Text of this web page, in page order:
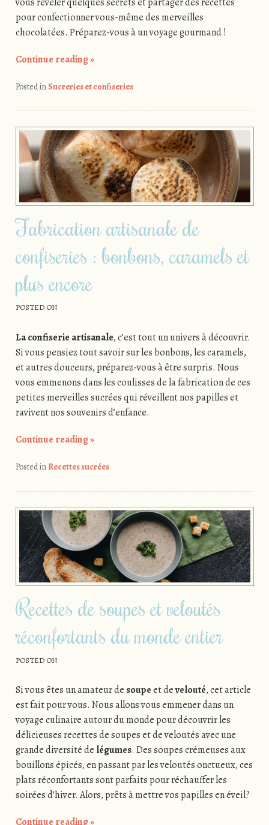
pour confectionner vous-même des merveilles
chocolatées. Préparez-vous à un voyage gourmand !
Continue reading»
Posted in Sucreries et confiseries
Fabrication artisanale de
confiseries : bonbons, caramels et
plus encore
POSTED ON
La confiserie artisanale, c’est tout un univers à découvrir.
Si vous pensiez tout savoir sur les bonbons, les caramels,
et autres douceurs, préparez-vous à être surpris. Nous
vous emmenons dans les coulisses de la fabrication de ces
petites merveilles sucrées qui réveillent nos papilles et
ravivent nos souvenirs d’enfance.
Continue reading»
Posted in Recettes sucrées
Recettes de soupes et veloutés
réconfortants du monde entier
POSTED ON
Si vous êtes un amateur de soupeet develouté, cet article
est fait pour vous. Nous allons vous emmener dans un
voyage culinaire autour du monde pour découvrir les
délicieuses recettes de soupes et de veloutés avec une
grande diversité de légumes. Des soupes crémeuses aux
bouillons épicés, en passant par les veloutés onctueux, ces
plats réconfortants sont parfaits pour réchauffer les
soirées d’hiver. Alors, prêts à mettre vos papilles en éveil?
Continue reading»